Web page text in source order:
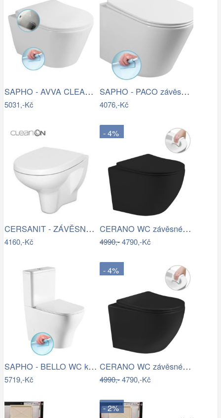
SAPHO - AVVA CLEANWASH závěsná WC mísa,…
5031,-Kč
SAPHO - PACO závěsná WC mísa, Rimless,…
4076,-Kč
CERSANIT - ZÁVĚSNÁ WC MÍSA ARTECO NEW…
4160,-Kč
- 4%
CERANO WC závěsné Cesso, Rimless + Slim…
4990,-4790,-Kč
SAPHO - BELLO WC kombi, Rimless, spodní…
5719,-Kč
- 4%
CERANO WC závěsné Cesso, Rimless + Slim…
4990,-4790,-Kč
- 2%